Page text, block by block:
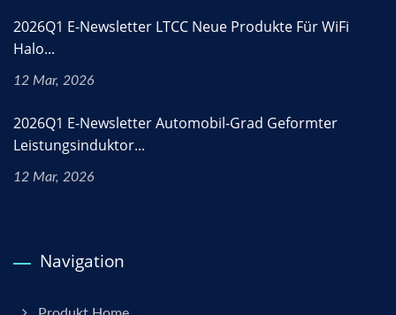
2026Q1 E-Newsletter LTCC Neue Produkte Für WiFi
Halo...
12 Mar, 2026
2026Q1 E-Newsletter Automobil-Grad Geformter
Leistungsinduktor...
12 Mar, 2026
Navigation